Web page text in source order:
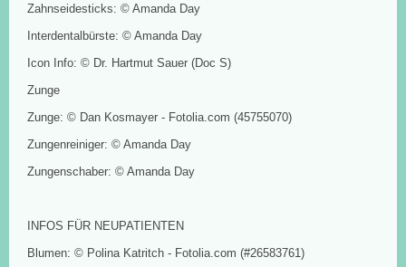
Zahnseidesticks: © Amanda Day
Interdentalbürste: © Amanda Day
Icon Info: © Dr. Hartmut Sauer (Doc S)
Zunge
Zunge: © Dan Kosmayer - Fotolia.com (45755070)
Zungenreiniger: © Amanda Day
Zungenschaber: © Amanda Day
INFOS FÜR NEUPATIENTEN
Blumen: © Polina Katritch - Fotolia.com (#26583761)